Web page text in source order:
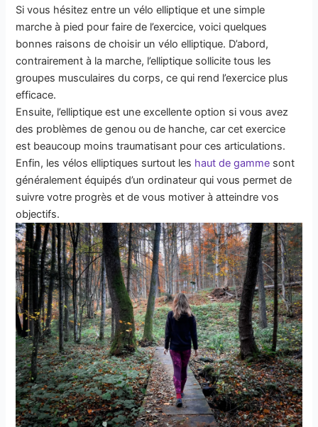
Si vous hésitez entre un vélo elliptique et une simple
marche à pied pour faire de l’exercice, voici quelques
bonnes raisons de choisir un vélo elliptique. D’abord,
contrairement à la marche, l’elliptique sollicite tous les
groupes musculaires du corps, ce qui rend l’exercice plus
efficace.
Ensuite, l’elliptique est une excellente option si vous avez
des problèmes de genou ou de hanche, car cet exercice
est beaucoup moins traumatisant pour ces articulations.
Enfin, les vélos elliptiques surtout les haut de gamme sont
généralement équipés d’un ordinateur qui vous permet de
suivre votre progrès et de vous motiver à atteindre vos
objectifs.